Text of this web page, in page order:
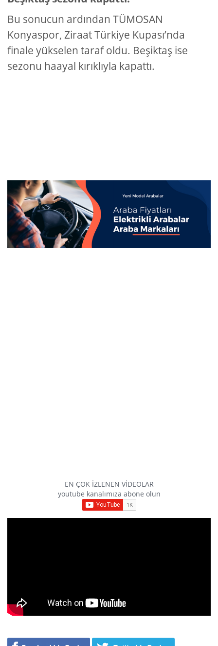
Bu sonucun ardından TÜMOSAN
Konyaspor, Ziraat Türkiye Kupası’nda
finale yükselen taraf oldu. Beşiktaş ise
sezonu haayal kırıklıyla kapattı.
EN ÇOK İZLENEN VİDEOLAR
youtube kanalımıza abone olun